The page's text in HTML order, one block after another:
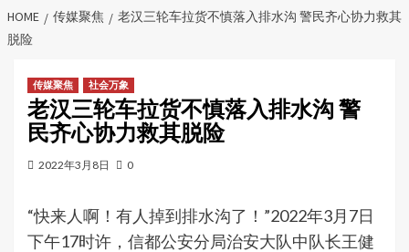
HOME 传媒聚焦
老汉三轮车拉货不慎落入排水沟 警民齐心协力救其
脱险
传媒聚焦 社会万象
老汉三轮车拉货不慎落入排水沟 警
民齐心协力救其脱险
2022年3月8日 0
“快来人啊！有人掉到排水沟了！”2022年3月7日
下午17时许，信都公安分局治安大队中队长王健